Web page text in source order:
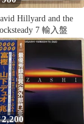
Hillyard and the
7 輸入盤
2,200